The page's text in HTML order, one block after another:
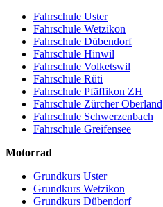
Fahrschule Uster
Fahrschule Wetzikon
Fahrschule Dübendorf
Fahrschule Hinwil
Fahrschule Volketswil
Fahrschule Rüti
Fahrschule Pfäffikon ZH
Fahrschule Zürcher Oberland
Fahrschule Schwerzenbach
Fahrschule Greifensee
Motorrad
Grundkurs Uster
Grundkurs Wetzikon
Grundkurs Dübendorf